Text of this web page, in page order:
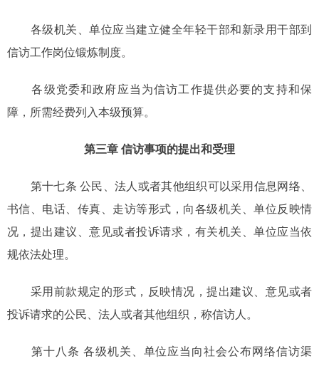
各级机关、单位应当建立健全年轻干部和新录用干部到
信访工作岗位锻炼制度。
各级党委和政府应当为信访工作提供必要的支持和保
障，所需经费列入本级预算。
第三章 信访事项的提出和受理
第十七条 公民、法人或者其他组织可以采用信息网络、
书信、电话、传真、走访等形式，向各级机关、单位反映情
况，提出建议、意见或者投诉请求，有关机关、单位应当依
规依法处理。
采用前款规定的形式，反映情况，提出建议、意见或者
投诉请求的公民、法人或者其他组织，称信访人。
第十八条 各级机关、单位应当向社会公布网络信访渠